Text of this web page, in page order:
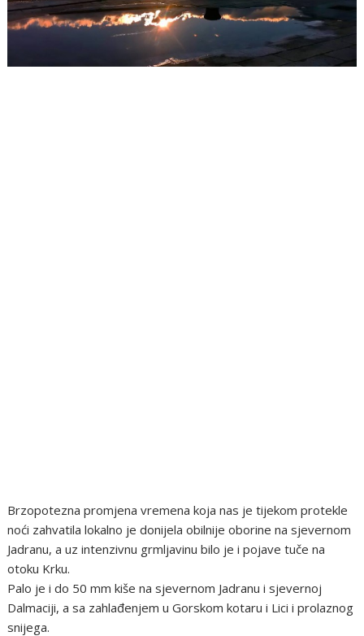
Brzopotezna promjena vremena koja nas je tijekom protekle
noći zahvatila lokalno je donijela obilnije oborine na sjevernom
Jadranu, a uz intenzivnu grmljavinu bilo je i pojave tuče na
otoku Krku.
Palo je i do 50 mm kiše na sjevernom Jadranu i sjevernoj
Dalmaciji, a sa zahlađenjem u Gorskom kotaru i Lici i prolaznog
snijega.